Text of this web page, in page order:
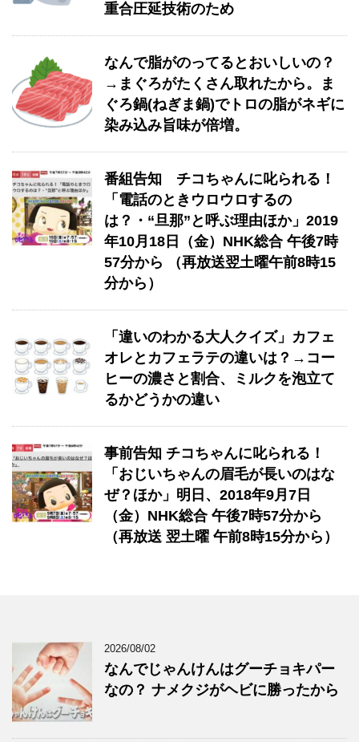
重合圧延技術のため
なんで脂がのってるとおいしいの？
→まぐろがたくさん取れたから。ま
ぐろ鍋(ねぎま鍋)でトロの脂がネギに
染み込み旨味が倍増。
番組告知 チコちゃんに叱られる！
「電話のときウロウロするの
は？・“旦那”と呼ぶ理由ほか」2019
年10月18日（金）NHK総合 午後7時
57分から （再放送翌土曜午前8時15
分から）
「違いのわかる大人クイズ」カフェ
オレとカフェラテの違いは？→コー
ヒーの濃さと割合、ミルクを泡立て
るかどうかの違い
事前告知 チコちゃんに叱られる！
「おじいちゃんの眉毛が長いのはな
ぜ？ほか」明日、2018年9月7日
（金）NHK総合 午後7時57分から
（再放送 翌土曜 午前8時15分から）
2026/08/02
なんでじゃんけんはグーチョキパー
なの？ ナメクジがヘビに勝ったから